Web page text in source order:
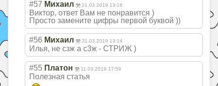
#57 Михаил 21.03.2019 13:16
Виктор, ответ Вам не понравится )
Просто замените цифры первой буквой ))
#56 Михаил 21.03.2019 13:14
Илья, не сзж а с3ж - СТРИЖ )
#55 Платон 11.03.2019 17:59
Полезная статья